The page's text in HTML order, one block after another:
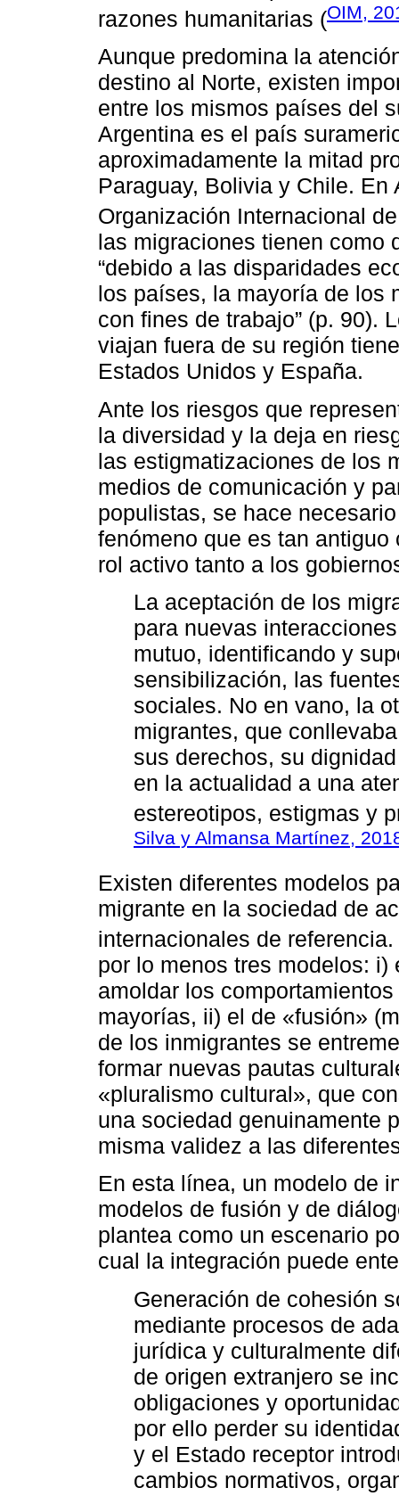
razones humanitarias (OIM,
Aunque predomina la
destino al Norte, existen
entre los mismos países del
Argentina es el país
aproximadamente la mitad
Paraguay, Bolivia y Chile.
Organización Internacional
las migraciones tienen como
“debido a las disparidades
los países, la mayoría de los
con fines de trabajo” (p. 90).
viajan fuera de su región
Estados Unidos y España.
Ante los riesgos que
la diversidad y la deja en
las estigmatizaciones de los
medios de comunicación y
populistas, se hace
fenómeno que es tan
rol activo tanto a los
La aceptación de los
para nuevas
mutuo, identificando y
sensibilización, las
sociales. No en vano, la
migrantes, que
sus derechos, su
en la actualidad a una
estereotipos, estigmas y
Silva y Almansa Martínez,
Existen diferentes modelos
migrante en la sociedad de
internacionales de referencia.
por lo menos tres modelos:
amoldar los
mayorías, ii) el de «fusión»
de los inmigrantes se
formar nuevas pautas
«pluralismo cultural», que
una sociedad genuinamente
misma validez a las
En esta línea, un modelo de
modelos de fusión y de
plantea como un escenario
cual la integración puede
Generación de cohesión
mediante procesos de
jurídica y culturalmente
de origen extranjero se
obligaciones y
por ello perder su
y el Estado receptor
cambios normativos,